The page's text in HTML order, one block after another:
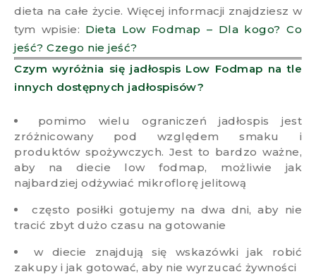
dieta na całe życie. Więcej informacji znajdziesz w
tym wpisie: Dieta Low Fodmap – Dla kogo? Co
jeść? Czego nie jeść?
Czym wyróżnia się jadłospis Low Fodmap na tle
innych dostępnych jadłospisów?
pomimo wielu ograniczeń jadłospis jest
zróżnicowany pod względem smaku i
produktów spożywczych. Jest to bardzo ważne,
aby na diecie low fodmap, możliwie jak
najbardziej odżywiać mikroflorę jelitową
często posiłki gotujemy na dwa dni, aby nie
tracić zbyt dużo czasu na gotowanie
w diecie znajdują się wskazówki jak robić
zakupy i jak gotować, aby nie wyrzucać żywności